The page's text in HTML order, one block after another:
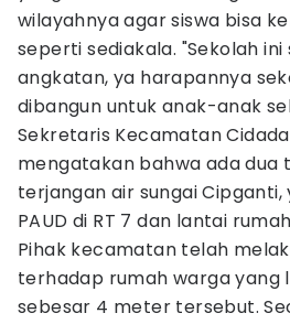
wilayahnya agar siswa bisa
seperti sediakala. "Sekolah ini
angkatan, ya harapannya
dibangun untuk anak-anak
Sekretaris Kecamatan
mengatakan bahwa ada dua
terjangan air sungai
PAUD di RT 7 dan lantai
Pihak kecamatan telah
terhadap rumah warga yang
sebesar 4 meter tersebut.